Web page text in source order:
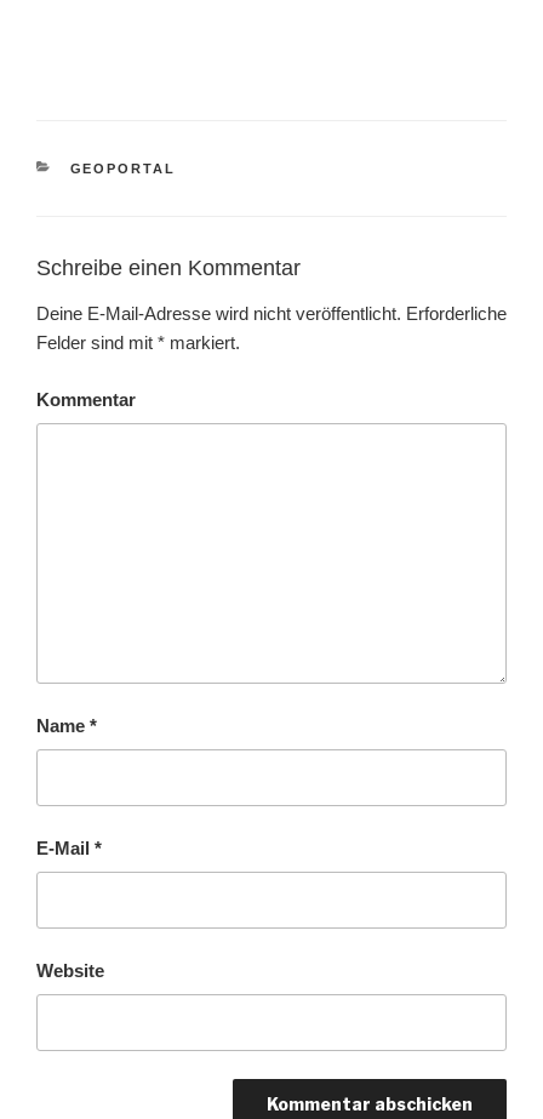
KATEGORIEN
GEOPORTAL
Schreibe einen Kommentar
Deine E-Mail-Adresse wird nicht veröffentlicht. Erforderliche
Felder sind mit * markiert.
Kommentar
Name *
E-Mail *
Website